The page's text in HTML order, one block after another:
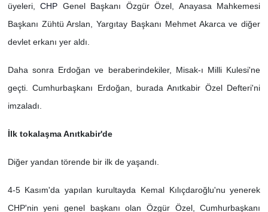
üyeleri,CHP Genel Başkanı Özgür Özel, Anayasa Mahkemesi
Başkanı Zühtü Arslan, Yargıtay Başkanı Mehmet Akarca ve diğer
devlet erkanı yer aldı.
Daha sonra Erdoğan ve beraberindekiler, Misak-ı Milli Kulesi'ne
geçti. Cumhurbaşkanı Erdoğan, burada Anıtkabir Özel Defteri'ni
imzaladı.
İlk tokalaşma Anıtkabir'de
Diğer yandan törende bir ilk de yaşandı.
4-5 Kasım'da yapılan kurultayda Kemal Kılıçdaroğlu'nu yenerek
CHP'nin yeni genel başkanı olan Özgür Özel, Cumhurbaşkanı